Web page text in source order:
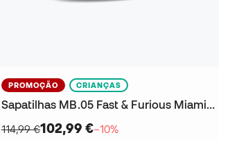
PROMOÇÃO CRIANÇAS
Sapatilhas MB.05 Fast & Furious Miami Criança
114,99 €102,99 €−10%